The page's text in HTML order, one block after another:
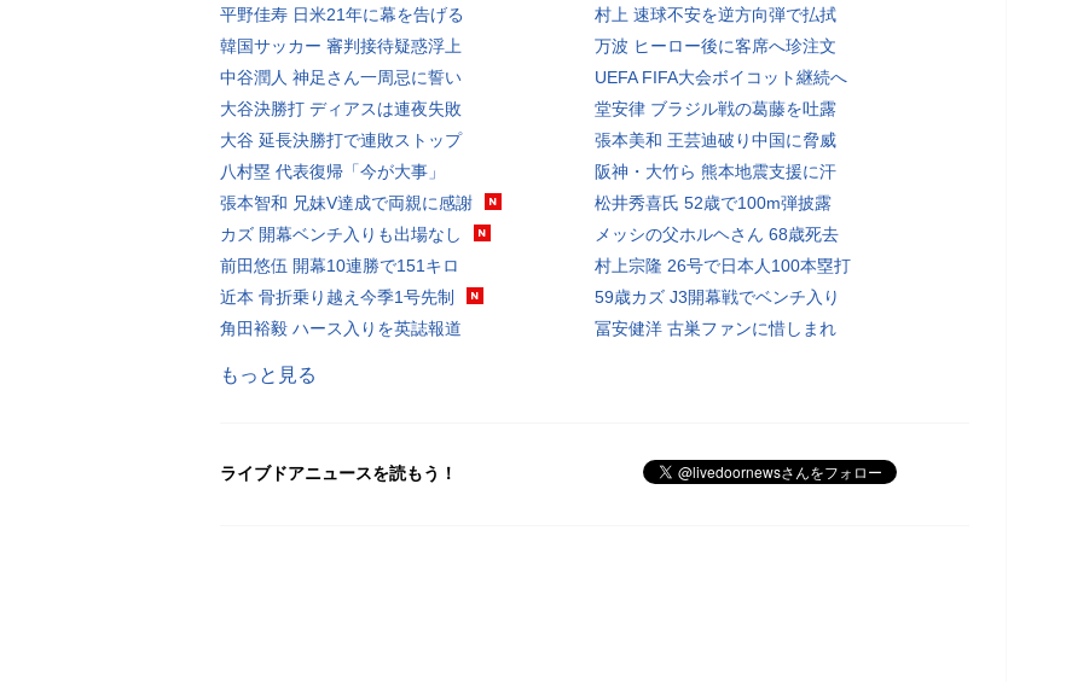
平野佳寿 日米21年に幕を告げる
韓国サッカー 審判接待疑惑浮上
中谷潤人 神足さん一周忌に誓い
大谷決勝打 ディアスは連夜失敗
大谷 延長決勝打で連敗ストップ
八村塁 代表復帰「今が大事」
張本智和 兄妹V達成で両親に感謝
カズ 開幕ベンチ入りも出場なし
前田悠伍 開幕10連勝で151キロ
近本 骨折乗り越え今季1号先制
角田裕毅 ハース入りを英誌報道
村上 速球不安を逆方向弾で払拭
万波 ヒーロー後に客席へ珍注文
UEFA FIFA大会ボイコット継続へ
堂安律 ブラジル戦の葛藤を吐露
張本美和 王芸迪破り中国に脅威
阪神・大竹ら 熊本地震支援に汗
松井秀喜氏 52歳で100m弾披露
メッシの父ホルヘさん 68歳死去
村上宗隆 26号で日本人100本塁打
59歳カズ J3開幕戦でベンチ入り
冨安健洋 古巣ファンに惜しまれ
もっと見る
ライブドアニュースを読もう！